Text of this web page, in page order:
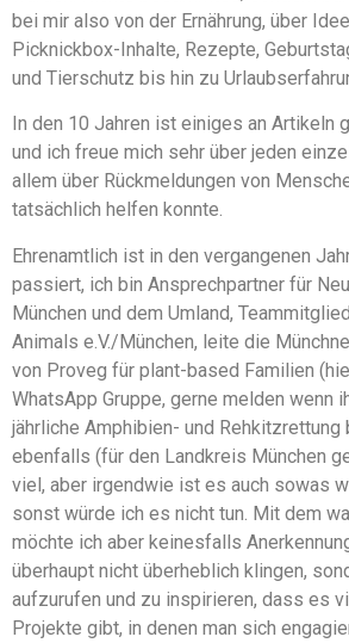
bei mir also von der Ernährung, über
Picknickbox-Inhalte, Rezepte,
und Tierschutz bis hin zu
In den 10 Jahren ist einiges an Artikeln
und ich freue mich sehr über jeden
allem über Rückmeldungen von
tatsächlich helfen konnte.
Ehrenamtlich ist in den vergangenen
passiert, ich bin Ansprechpartner für
München und dem Umland,
Animals e.V./München, leite die
von Proveg für plant-based Familien
WhatsApp Gruppe, gerne melden wenn
jährliche Amphibien- und Rehkitzrettung
ebenfalls (für den Landkreis München
viel, aber irgendwie ist es auch sowas
sonst würde ich es nicht tun. Mit dem
möchte ich aber keinesfalls
überhaupt nicht überheblich klingen,
aufzurufen und zu inspirieren, dass es
Projekte gibt, in denen man sich